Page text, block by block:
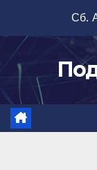
содержимому
Сб.